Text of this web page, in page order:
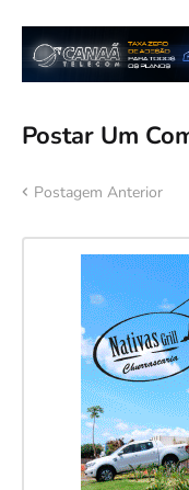
Postar Um
Postagem Anterior